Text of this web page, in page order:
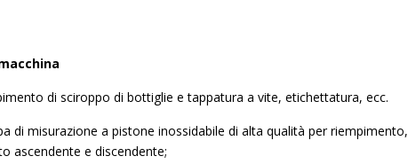
di sciroppo di bottiglie e tappatura a vite, etichettatura, ecc.
di misurazione a pistone inossidabile di alta qualità per riempimento,
ascendente e discendente;